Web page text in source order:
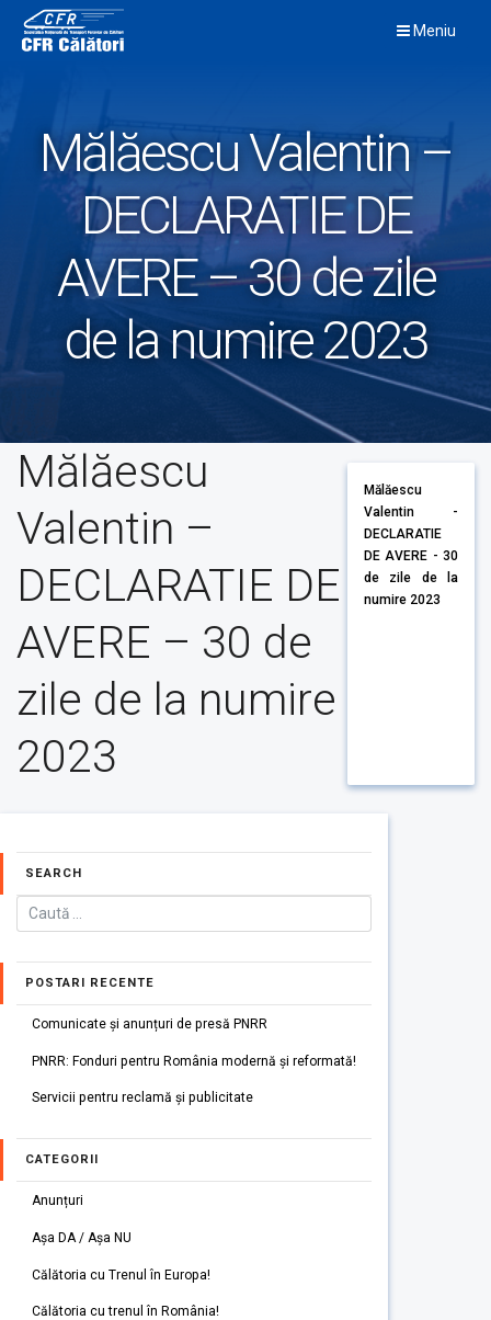
content
Meniu
Mălăescu Valentin –
DECLARATIE DE
AVERE – 30 de zile
de la numire 2023
Mălăescu
Valentin –
DECLARATIE DE
AVERE – 30 de
zile de la numire
2023
Mălăescu
Valentin -
DECLARATIE
DE AVERE - 30
de zile de la
numire 2023
SEARCH
POSTARI RECENTE
Comunicate și anunțuri de presă PNRR
PNRR: Fonduri pentru România modernă și reformată!
Servicii pentru reclamă și publicitate
CATEGORII
Anunțuri
Așa DA / Așa NU
Călătoria cu Trenul în Europa!
Călătoria cu trenul în România!